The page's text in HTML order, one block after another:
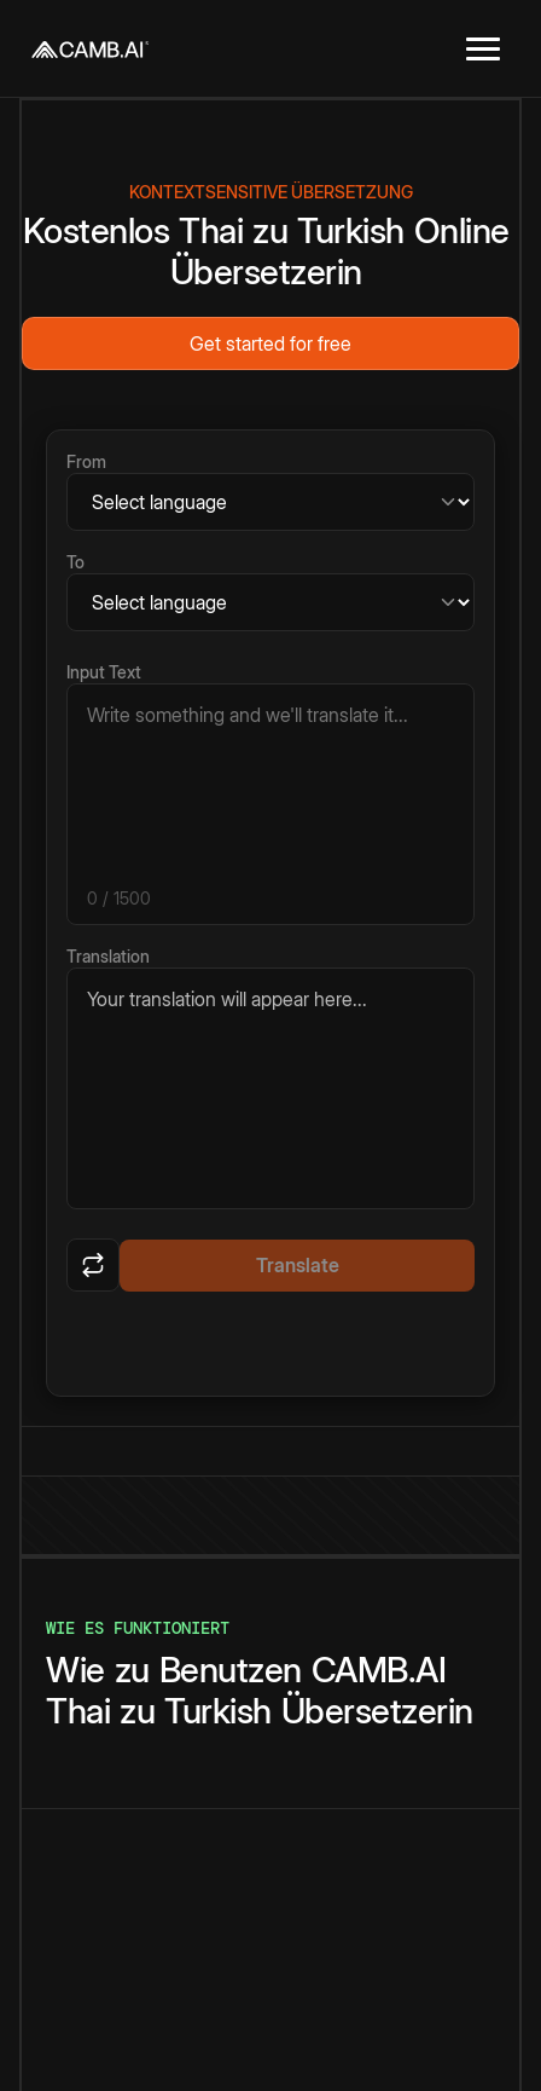
KONTEXTSENSITIVE ÜBERSETZUNG
Kostenlos Thai zu Turkish Online
Übersetzerin
Get started for free
From
To
Input Text
0 / 1500
Translation
Your translation will appear here...
Translate
WIE ES FUNKTIONIERT
Wie zu Benutzen CAMB.AI
Thai zu Turkish Übersetzerin